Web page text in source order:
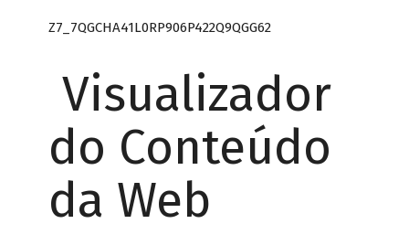
Z7_7QGCHA41L0RP906P422Q9QGG62
Visualizador
do Conteúdo
da Web